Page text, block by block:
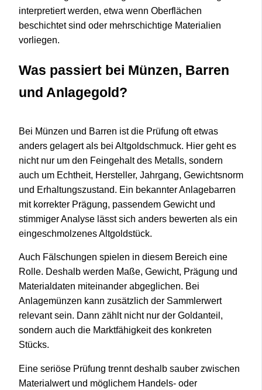
interpretiert werden, etwa wenn Oberflächen
beschichtet sind oder mehrschichtige Materialien
vorliegen.
Was passiert bei Münzen, Barren
und Anlagegold?
Bei Münzen und Barren ist die Prüfung oft etwas
anders gelagert als bei Altgoldschmuck. Hier geht es
nicht nur um den Feingehalt des Metalls, sondern
auch um Echtheit, Hersteller, Jahrgang, Gewichtsnorm
und Erhaltungszustand. Ein bekannter Anlagebarren
mit korrekter Prägung, passendem Gewicht und
stimmiger Analyse lässt sich anders bewerten als ein
eingeschmolzenes Altgoldstück.
Auch Fälschungen spielen in diesem Bereich eine
Rolle. Deshalb werden Maße, Gewicht, Prägung und
Materialdaten miteinander abgeglichen. Bei
Anlagemünzen kann zusätzlich der Sammlerwert
relevant sein. Dann zählt nicht nur der Goldanteil,
sondern auch die Marktfähigkeit des konkreten
Stücks.
Eine seriöse Prüfung trennt deshalb sauber zwischen
Materialwert und möglichem Handels- oder